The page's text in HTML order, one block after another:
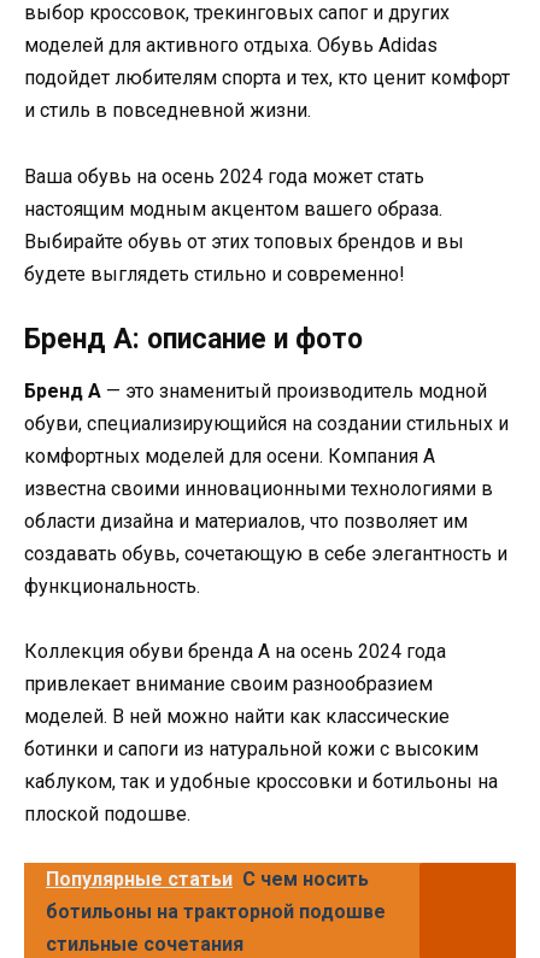
выбор кроссовок, трекинговых сапог и других
моделей для активного отдыха. Обувь Adidas
подойдет любителям спорта и тех, кто ценит комфорт
и стиль в повседневной жизни.
Ваша обувь на осень 2024 года может стать
настоящим модным акцентом вашего образа.
Выбирайте обувь от этих топовых брендов и вы
будете выглядеть стильно и современно!
Бренд A: описание и фото
Бренд A — это знаменитый производитель модной
обуви, специализирующийся на создании стильных и
комфортных моделей для осени. Компания A
известна своими инновационными технологиями в
области дизайна и материалов, что позволяет им
создавать обувь, сочетающую в себе элегантность и
функциональность.
Коллекция обуви бренда A на осень 2024 года
привлекает внимание своим разнообразием
моделей. В ней можно найти как классические
ботинки и сапоги из натуральной кожи с высоким
каблуком, так и удобные кроссовки и ботильоны на
плоской подошве.
Популярные статьи С чем носить
ботильоны на тракторной подошве
стильные сочетания